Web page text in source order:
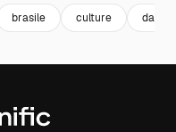
brasile culture danza